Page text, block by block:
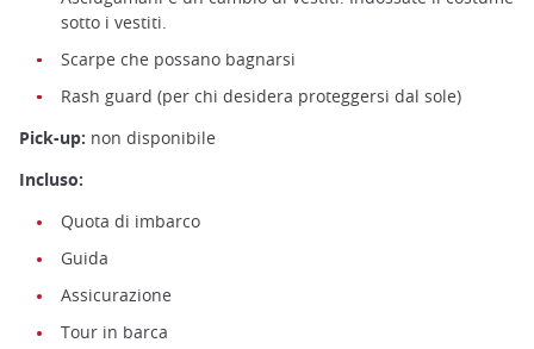
Immersione nell'arcipelago dell'isola d'Ishigaki ©️Hirata
sotto i vestiti.
Scarpe che possano bagnarsi
Rash guard (per chi desidera proteggersi dal sole)
Pick-up: non disponibile
Incluso:
Quota di imbarco
Guida
Assicurazione
Tour in barca